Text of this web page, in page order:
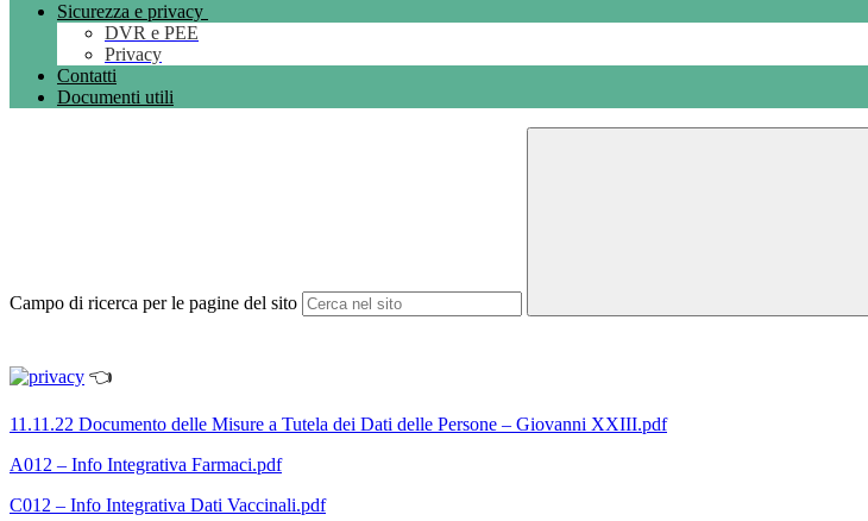
Sicurezza e privacy
DVR e PEE
Privacy
Contatti
Documenti utili
Campo di ricerca per le pagine del sito
👈
11.11.22 Documento delle Misure a Tutela dei Dati delle Persone – Giovanni XXIII.pdf
A012 – Info Integrativa Farmaci.pdf
C012 – Info Integrativa Dati Vaccinali.pdf